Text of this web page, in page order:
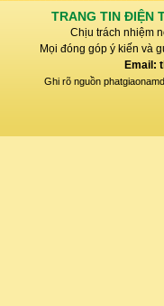
TRANG TIN ĐIỆN
Chịu trách nhiệm
Mọi đóng góp ý kiến và
Email:
Ghi rõ nguồn